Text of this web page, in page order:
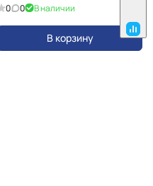
0 0 В наличии
В корзину